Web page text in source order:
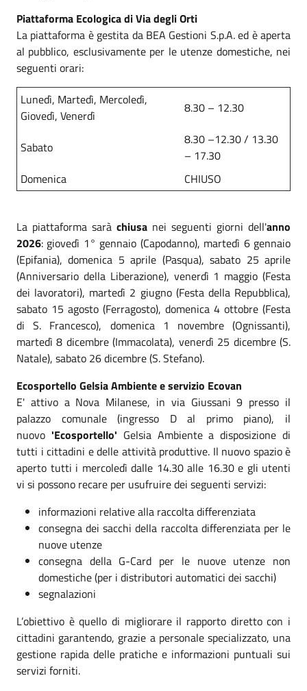
Piattaforma Ecologica di Via degli Orti
La piattaforma è gestita da BEA Gestioni S.p.A. ed è aperta
al pubblico, esclusivamente per le utenze domestiche, nei
seguenti orari:
Lunedì, Martedì, Mercoledì,
Giovedì, Venerdì
8.30 – 12.30
Sabato
8.30 –12.30 / 13.30
– 17.30
Domenica
CHIUSO
La piattaforma sarà chiusa nei seguenti giorni dell'anno
2026: giovedì 1° gennaio (Capodanno), martedì 6 gennaio
(Epifania), domenica 5 aprile (Pasqua), sabato 25 aprile
(Anniversario della Liberazione), venerdì 1 maggio (Festa
dei lavoratori), martedì 2 giugno (Festa della Repubblica),
sabato 15 agosto (Ferragosto), domenica 4 ottobre (Festa
di S. Francesco), domenica 1 novembre (Ognissanti),
martedì 8 dicembre (Immacolata), venerdì 25 dicembre (S.
Natale), sabato 26 dicembre (S. Stefano).
Ecosportello Gelsia Ambiente e servizio Ecovan
E' attivo a Nova Milanese, in via Giussani 9 presso il
palazzo comunale (ingresso D al primo piano), il
nuovo 'Ecosportello' Gelsia Ambiente a disposizione di
tutti i cittadini e delle attività produttive. Il nuovo spazio è
aperto tutti i mercoledì dalle 14.30 alle 16.30 e gli utenti
vi si possono recare per usufruire dei seguenti servizi:
informazioni relative alla raccolta differenziata
consegna dei sacchi della raccolta differenziata per le
nuove utenze
consegna della G-Card per le nuove utenze non
domestiche (per i distributori automatici dei sacchi)
segnalazioni
L’obiettivo è quello di migliorare il rapporto diretto con i
cittadini garantendo, grazie a personale specializzato, una
gestione rapida delle pratiche e informazioni puntuali sui
servizi forniti.